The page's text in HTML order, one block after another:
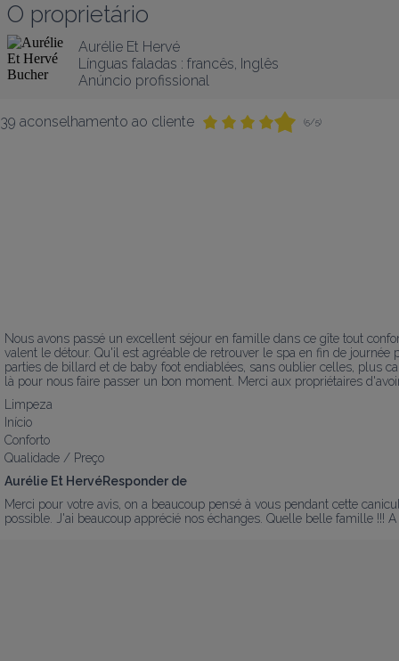
O proprietário
Aurélie Et Hervé
Línguas faladas : francês Inglês
Anúncio profissional
39 aconselhamento ao cliente (5/5)
Nous avons passé un excellent séjour en famille dans ce gîte tout
valent le détour. Qu'il est agréable de retrouver le spa en fin de
parties de billard et de baby foot endiablées, sans oublier celles, plus
là pour nous faire passer un bon moment. Merci aux propriétaires
Limpeza
Início
Conforto
Qualidade / Preço
Aurélie Et HervéResponder de
Merci pour votre avis, on a beaucoup pensé à vous pendant cette
possible. J'ai beaucoup apprécié nos échanges. Quelle belle famille !!!